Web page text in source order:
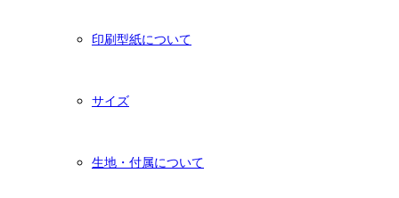
印刷型紙について
サイズ
生地・付属について